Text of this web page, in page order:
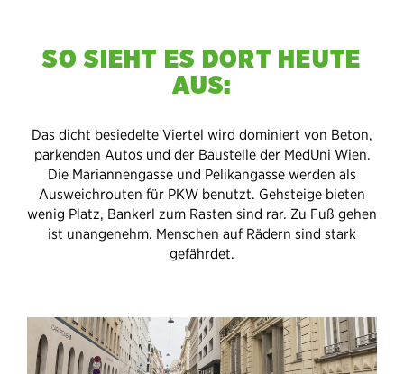
SO SIEHT ES DORT HEUTE
AUS:
Das dicht besiedelte Viertel wird dominiert von Beton,
parkenden Autos und der Baustelle der MedUni Wien.
Die Mariannengasse und Pelikangasse werden als
Ausweichrouten für PKW benutzt. Gehsteige bieten
wenig Platz, Bankerl zum Rasten sind rar. Zu Fuß gehen
ist unangenehm. Menschen auf Rädern sind stark
gefährdet.